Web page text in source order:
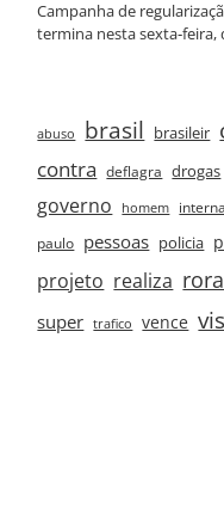
Campanha de
termina nesta sexta‑feira,
abuso brasil brasileir
contra deflagra drogas
governo homem
paulo pessoas policia
projeto realiza
super trafico vence